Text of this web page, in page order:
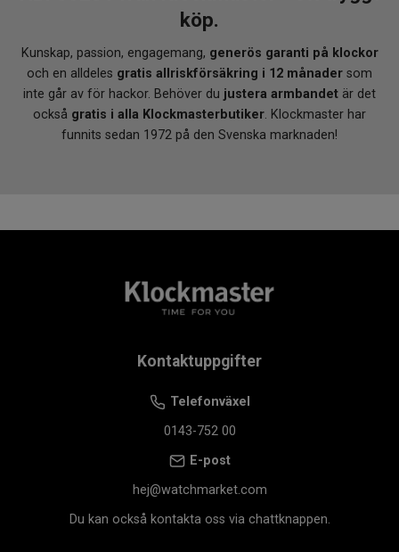
köp.
Kunskap, passion, engagemang, generös garanti på klockor
och en alldeles gratis allriskförsäkring i 12 månader som
inte går av för hackor. Behöver du justera armbandet är det
också gratis i alla Klockmasterbutiker. Klockmaster har
funnits sedan 1972 på den Svenska marknaden!
Kontaktuppgifter
Telefonväxel
0143-752 00
E-post
hej@watchmarket.com
Du kan också kontakta oss via chattknappen.